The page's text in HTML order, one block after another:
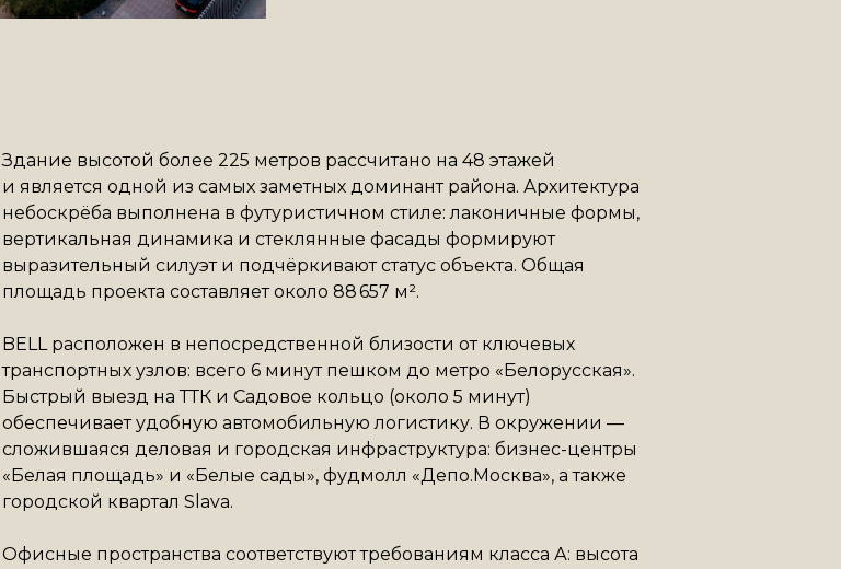
Здание высотой более 225 метров рассчитано на 48 этажей
и является одной из самых заметных доминант района. Архитектура
небоскрёба выполнена в футуристичном стиле: лаконичные формы,
вертикальная динамика и стеклянные фасады формируют
выразительный силуэт и подчёркивают статус объекта. Общая
площадь проекта составляет около 88 657 м².
BELL расположен в непосредственной близости от ключевых
транспортных узлов: всего 6 минут пешком до метро «Белорусская».
Быстрый выезд на ТТК и Садовое кольцо (около 5 минут)
обеспечивает удобную автомобильную логистику. В окружении —
сложившаяся деловая и городская инфраструктура: бизнес-центры
«Белая площадь» и «Белые сады», фудмолл «Депо.Москва», а также
городской квартал Slava.
Офисные пространства соответствуют требованиям класса А: высота